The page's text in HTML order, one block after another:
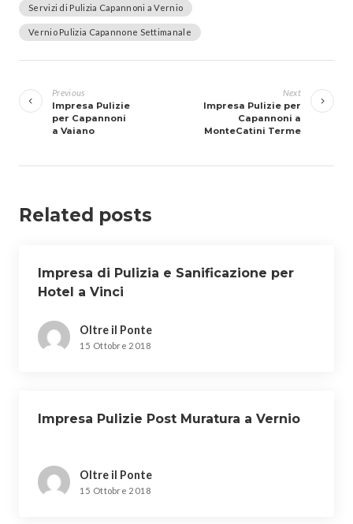
Servizi di Pulizia Capannoni a Vernio
Vernio Pulizia Capannone Settimanale
articoli
Previous
Impresa Pulizie
per Capannoni
a Vaiano
Next
Impresa Pulizie per
Capannoni a
MonteCatini Terme
Related posts
Impresa di Pulizia e Sanificazione per
Hotel a Vinci
Oltre il Ponte
15 Ottobre 2018
Impresa Pulizie Post Muratura a Vernio
Oltre il Ponte
15 Ottobre 2018